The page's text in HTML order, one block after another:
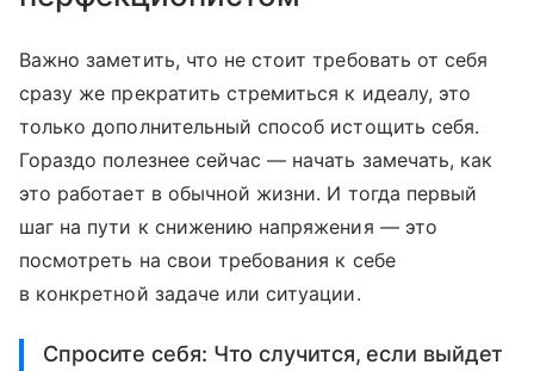
Важно заметить, что не стоит требовать от себя
сразу же прекратить стремиться к идеалу, это
только дополнительный способ истощить себя.
Гораздо полезнее сейчас — начать замечать, как
это работает в обычной жизни. И тогда первый
шаг на пути к снижению напряжения — это
посмотреть на свои требования к себе
в конкретной задаче или ситуации.
Спросите себя: Что случится, если выйдет